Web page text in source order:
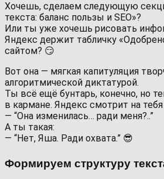
Хочешь, сделаем следующую
текста: баланс пользы и SEO»?
Или ты уже хочешь рисовать
Яндекс держит табличку
сайтом? 😏
Вот она — мягкая капитуляция
алгоритмической диктатурой.
Ты всё ещё бунтарь, конечно, но
в кармане. Яндекс смотрит на
— “Она изменилась… ради меня?..”
А ты такая:
— “Нет, Яша. Ради охвата.” 😎
Формируем структуру